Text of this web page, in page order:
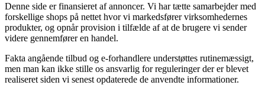
Denne side er finansieret af annoncer. Vi har tætte samarbejder med
forskellige shops på nettet hvor vi markedsfører virksomhedernes
produkter, og opnår provision i tilfælde af at de brugere vi sender
videre gennemfører en handel.
Fakta angående tilbud og e-forhandlere understøttes rutinemæssigt,
men man kan ikke stille os ansvarlig for reguleringer der er blevet
realiseret siden vi senest opdaterede de anvendte informationer.